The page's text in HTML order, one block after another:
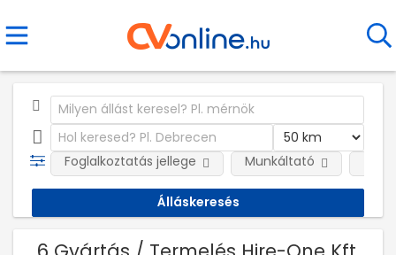
Foglalkoztatás jellege Munkáltató